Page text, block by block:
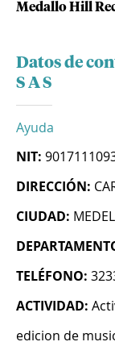
Medallo Hill
Datos de
S A S
Ayuda
NIT:
DIRECCIÓN:
CIUDAD:
TELÉFONO:
ACTIVIDAD:
edicion de